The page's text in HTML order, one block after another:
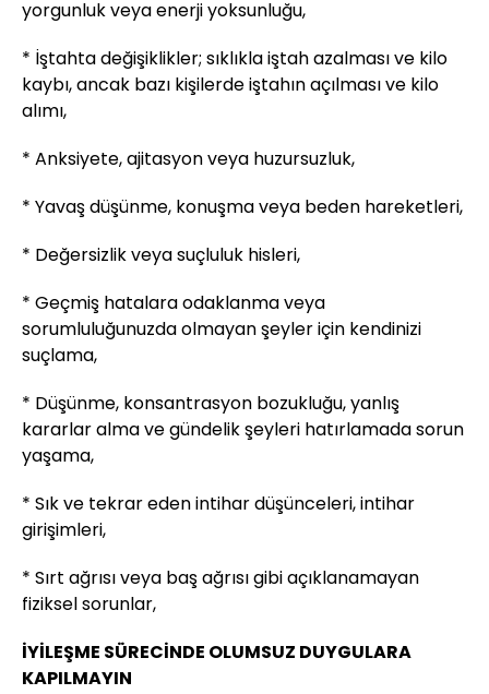
yorgunluk veya enerji yoksunluğu,
* İştahta değişiklikler; sıklıkla iştah azalması ve kilo
kaybı, ancak bazı kişilerde iştahın açılması ve kilo
alımı,
* Anksiyete, ajitasyon veya huzursuzluk,
* Yavaş düşünme, konuşma veya beden hareketleri,
* Değersizlik veya suçluluk hisleri,
* Geçmiş hatalara odaklanma veya
sorumluluğunuzda olmayan şeyler için kendinizi
suçlama,
* Düşünme, konsantrasyon bozukluğu, yanlış
kararlar alma ve gündelik şeyleri hatırlamada sorun
yaşama,
* Sık ve tekrar eden intihar düşünceleri, intihar
girişimleri,
* Sırt ağrısı veya baş ağrısı gibi açıklanamayan
fiziksel sorunlar,
İYİLEŞME SÜRECİNDE OLUMSUZ DUYGULARA
KAPILMAYIN